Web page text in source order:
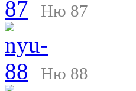
Ню 87
Ню 88